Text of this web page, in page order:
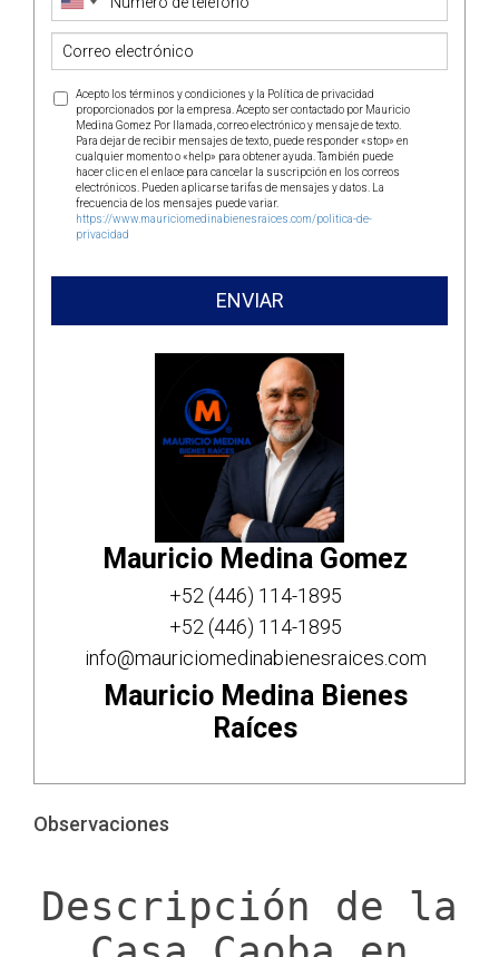
Acepto los términos y condiciones y la Política de privacidad
proporcionados por la empresa. Acepto ser contactado por Mauricio
Medina Gomez Por llamada, correo electrónico y mensaje de texto.
Para dejar de recibir mensajes de texto, puede responder «stop» en
cualquier momento o «help» para obtener ayuda. También puede
hacer clic en el enlace para cancelar la suscripción en los correos
electrónicos. Pueden aplicarse tarifas de mensajes y datos. La
frecuencia de los mensajes puede variar.
https://www.mauriciomedinabienesraices.com/politica-de-
privacidad
ENVIAR
Mauricio Medina Gomez
+52 (446) 114-1895
+52 (446) 114-1895
info@mauriciomedinabienesraices.com
Mauricio Medina Bienes
Raíces
Observaciones
Descripción de la